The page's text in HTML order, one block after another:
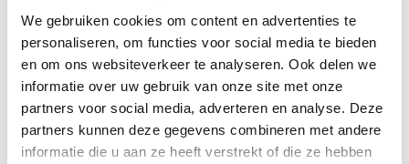
We gebruiken cookies om content en advertenties te
personaliseren, om functies voor social media te bieden
en om ons websiteverkeer te analyseren. Ook delen we
informatie over uw gebruik van onze site met onze
partners voor social media, adverteren en analyse. Deze
partners kunnen deze gegevens combineren met andere
informatie die u aan ze heeft verstrekt of die ze hebben
Vraag een vrijblijvende offerte aan! Offerte
Laagste prijsin Nederland én België!
Vrijblijvend adviesdoor onze professionals
Bezorgd op werkdagen binnen 48 uur